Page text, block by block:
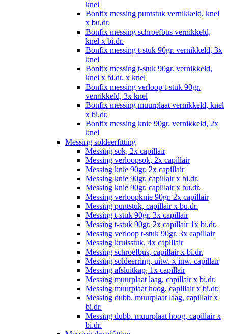
knel
Bonfix messing puntstuk vernikkeld, knel
x bu.dr.
Bonfix messing schroefbus vernikkeld,
knel x bi.dr.
Bonfix messing t-stuk 90gr. vernikkeld, 3x
knel
Bonfix messing t-stuk 90gr. vernikkeld,
knel x bi.dr. x knel
Bonfix messing verloop t-stuk 90gr.
vernikkeld, 3x knel
Bonfix messing muurplaat vernikkeld, knel
x bi.dr.
Bonfix messing knie 90gr. vernikkeld, 2x
knel
Messing soldeerfitting
Messing sok, 2x capillair
Messing verloopsok, 2x capillair
Messing knie 90gr. 2x capillair
Messing knie 90gr. capillair x bi.dr.
Messing knie 90gr. capillair x bu.dr.
Messing verloopknie 90gr. 2x capillair
Messing puntstuk, capillair x bu.dr.
Messing t-stuk 90gr. 3x capillair
Messing t-stuk 90gr. 2x capillair 1x bi.dr.
Messing verloop t-stuk 90gr. 3x capillair
Messing kruisstuk, 4x capillair
Messing schroefbus, capillair x bi.dr.
Messing soldeerring, uitw. x inw. capillair
Messing afsluitkap, 1x capillair
Messing muurplaat laag, capillair x bi.dr.
Messing muurplaat hoog, capillair x bi.dr.
Messing dubb. muurplaat laag, capillair x
bi.dr.
Messing dubb. muurplaat hoog, capillair x
bi.dr.